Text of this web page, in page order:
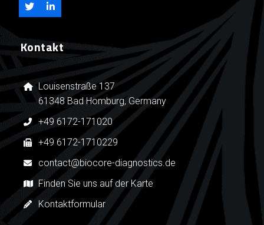
Kontakt
Louisenstraße 137
61348 Bad Homburg, Germany
+49 6172-171020
+49 6172-1710229
contact@biocore-diagnostics.de
Finden Sie uns auf der Karte
Kontaktformular